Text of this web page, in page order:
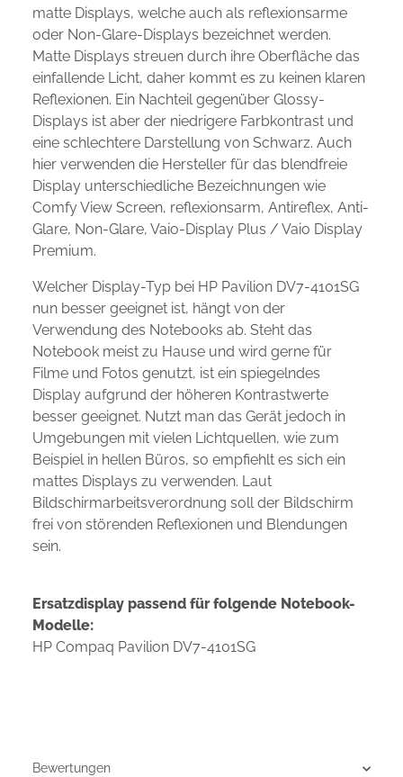
matte Displays, welche auch als reflexionsarme
oder Non-Glare-Displays bezeichnet werden.
Matte Displays streuen durch ihre Oberfläche das
einfallende Licht, daher kommt es zu keinen klaren
Reflexionen. Ein Nachteil gegenüber Glossy-
Displays ist aber der niedrigere Farbkontrast und
eine schlechtere Darstellung von Schwarz. Auch
hier verwenden die Hersteller für das blendfreie
Display unterschiedliche Bezeichnungen wie
Comfy View Screen, reflexionsarm, Antireflex, Anti-
Glare, Non-Glare, Vaio-Display Plus / Vaio Display
Premium.
Welcher Display-Typ bei HP Pavilion DV7-4101SG
nun besser geeignet ist, hängt von der
Verwendung des Notebooks ab. Steht das
Notebook meist zu Hause und wird gerne für
Filme und Fotos genutzt, ist ein spiegelndes
Display aufgrund der höheren Kontrastwerte
besser geeignet. Nutzt man das Gerät jedoch in
Umgebungen mit vielen Lichtquellen, wie zum
Beispiel in hellen Büros, so empfiehlt es sich ein
mattes Displays zu verwenden. Laut
Bildschirmarbeitsverordnung soll der Bildschirm
frei von störenden Reflexionen und Blendungen
sein.
Ersatzdisplay passend für folgende Notebook-
Modelle:
HP Compaq Pavilion DV7-4101SG
Bewertungen